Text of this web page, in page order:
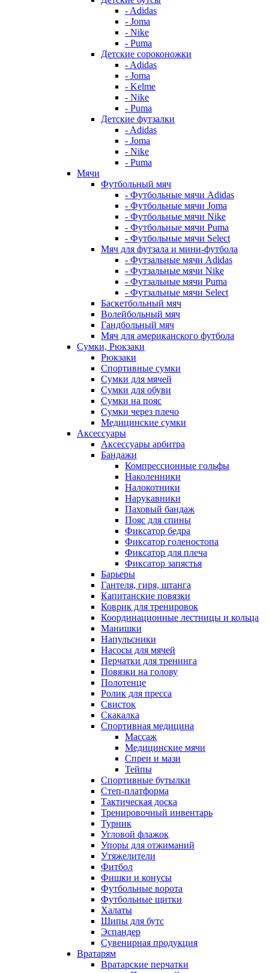
- Adidas
- Joma
- Nike
- Puma
Детские сороконожки
- Adidas
- Joma
- Kelme
- Nike
- Puma
Детские футзалки
- Adidas
- Joma
- Nike
- Puma
Мячи
Футбольный мяч
- Футбольные мячи Adidas
- Футбольные мячи Joma
- Футбольные мячи Nike
- Футбольные мячи Puma
- Футбольные мячи Select
Мяч для футзала и мини-футбола
- Футзальные мячи Adidas
- Футзальные мячи Nike
- Футзальные мячи Puma
- Футзальные мячи Select
Баскетбольный мяч
Волейбольный мяч
Гандбольный мяч
Мяч для американского футбола
Сумки, Рюкзаки
Рюкзаки
Спортивные сумки
Сумки для мячей
Сумки для обуви
Сумки на пояс
Сумки через плечо
Медицинские сумки
Аксессуары
Аксессуары арбитра
Бандажи
Компрессионные гольфы
Наколенники
Налокотники
Нарукавники
Паховый бандаж
Пояс для спины
Фиксатор бедра
Фиксатор голеностопа
Фиксатор для плеча
Фиксатор запястья
Барьеры
Гантеля, гиря, штанга
Капитанские повязки
Коврик для тренировок
Координационные лестницы и кольца
Манишки
Напульсники
Насосы для мячей
Перчатки для тренинга
Повязки на голову
Полотенце
Ролик для пресса
Свисток
Скакалка
Спортивная медицина
Массаж
Медицинские мячи
Спреи и мази
Тейпы
Спортивные бутылки
Степ-платформа
Тактическая доска
Тренировочный инвентарь
Турник
Угловой флажок
Упоры для отжиманий
Утяжелители
Фитбол
Фишки и конусы
Футбольные ворота
Футбольные щитки
Халаты
Шипы для бутс
Эспандер
Сувенирная продукция
Вратарям
Вратарские перчатки